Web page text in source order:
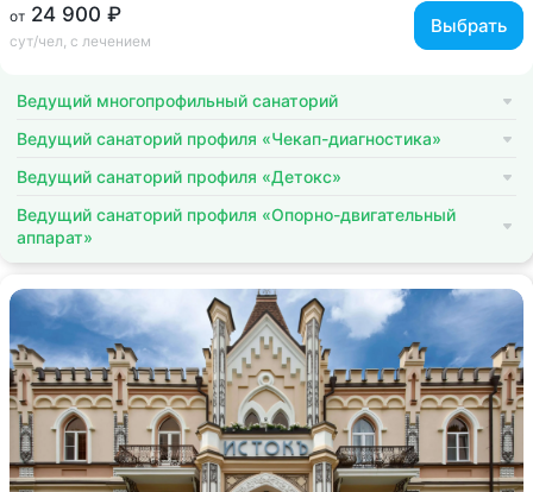
от 24 900 ₽
сут/чел, с лечением
Выбрать
Ведущий многопрофильный санаторий
Ведущий санаторий профиля «Чекап-диагностика»
Ведущий санаторий профиля «Детокс»
Ведущий санаторий профиля «Опорно-двигательный
аппарат»